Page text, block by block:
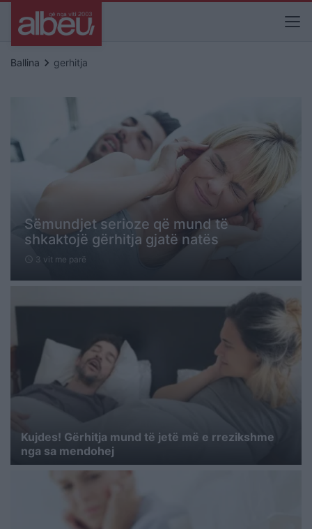
Ballina keyboard_arrow_right gerhitja
Sëmundjet serioze që mund të
shkaktojë gërhitja gjatë natës
schedule 3 vit me parë
Kujdes! Gërhitja mund të jetë më e rrezikshme
nga sa mendohej